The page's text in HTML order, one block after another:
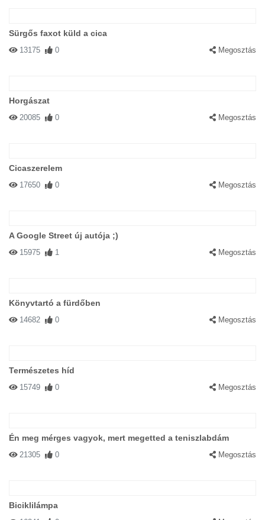
Sürgős faxot küld a cica
13175 0 Megosztás
Horgászat
20085 0 Megosztás
Cicaszerelem
17650 0 Megosztás
A Google Street új autója ;)
15975 1 Megosztás
Könyvtartó a fürdőben
14682 0 Megosztás
Természetes híd
15749 0 Megosztás
Én meg mérges vagyok, mert megetted a teniszlabdám
21305 0 Megosztás
Biciklilámpa